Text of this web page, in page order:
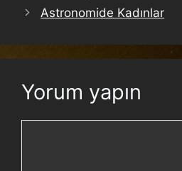
Astronomide Kadınlar
Yorum yapın